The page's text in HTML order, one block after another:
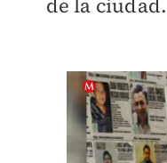
de la ciudad.